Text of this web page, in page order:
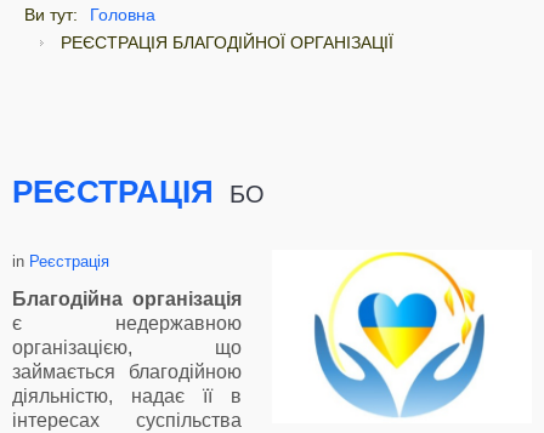
Ви тут:
Головна
РЕЄСТРАЦІЯ БЛАГОДІЙНОЇ ОРГАНІЗАЦІЇ
РЕЄСТРАЦІЯ БО
in Реєстрація
Благодійна організація
є недержавною
організацією, що
займається благодійною
діяльністю, надає її в
інтересах суспільства